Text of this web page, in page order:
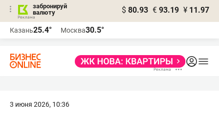
забронируй
валюту
$ 80.93 € 93.19 ¥ 11.97
Казань25.4° Москва30.5°
3 июня 2026, 10:36